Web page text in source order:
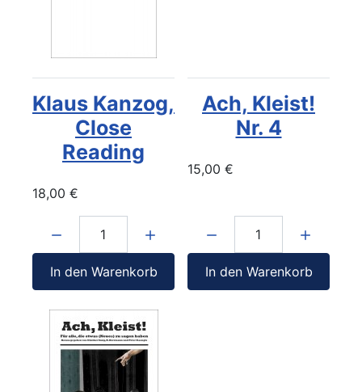
Klaus Kanzog,
Close
Reading
18,00 €
In den Warenkorb
Ach, Kleist!
Nr. 4
15,00 €
In den Warenkorb